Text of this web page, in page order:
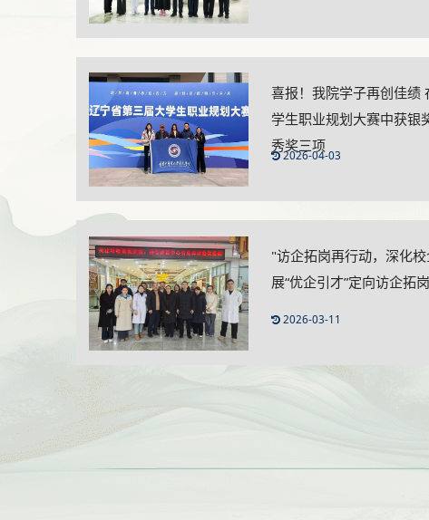
喜报！我院学子再创佳绩
学生职业规划大赛中获银
秀奖三项
2026-04-03
"访企拓岗再行动，深化
展“优企引才”定向访企拓
2026-03-11